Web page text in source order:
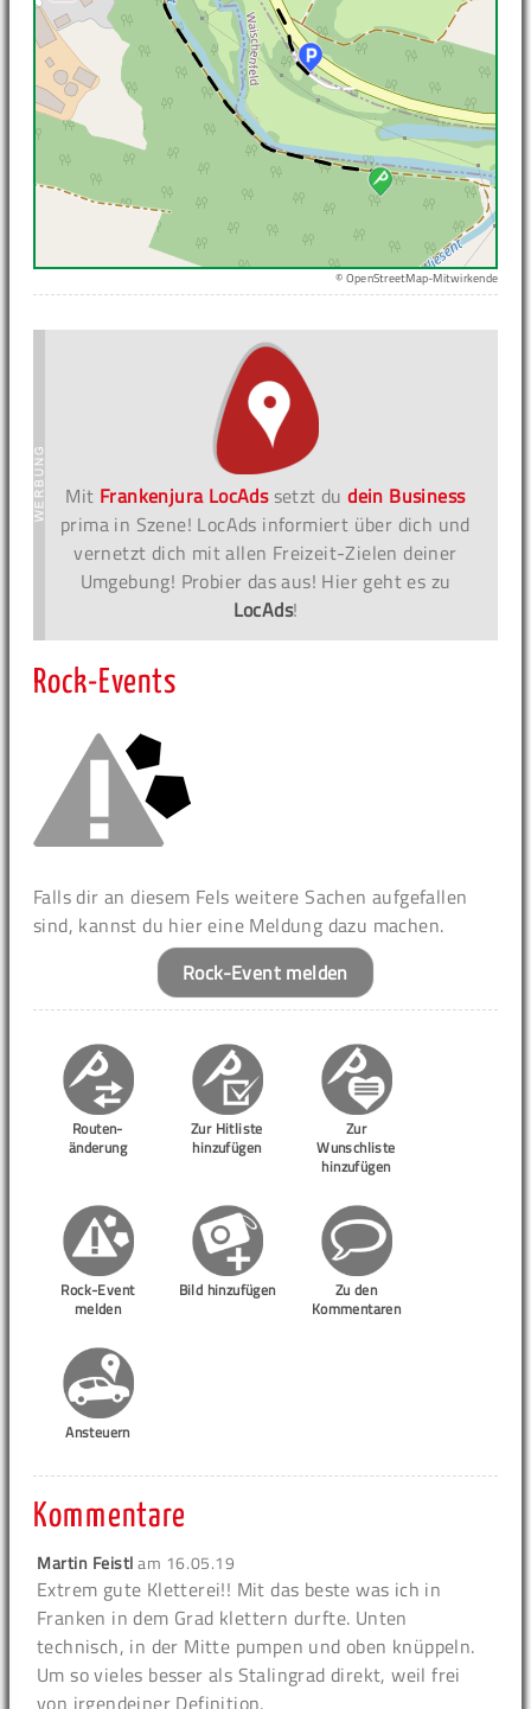
© OpenStreetMap-Mitwirkende
Mit Frankenjura LocAdssetzt dudein Business
prima in Szene! LocAds informiert über dich und
vernetzt dich mit allen Freizeit-Zielen deiner
Umgebung! Probier das aus! Hier geht es zu
LocAds!
Rock-Events
Falls dir an diesem Fels weitere Sachen aufgefallen
sind, kannst du hier eine Meldung dazu machen.
Rock-Event melden
Routen-
änderung
Zur Hitliste
hinzufügen
Zur
Wunschliste
hinzufügen
Rock-Event
melden
Bild hinzufügen
Zu den
Kommentaren
Ansteuern
Kommentare
Martin Feistlam 16.05.19
Extrem gute Kletterei!! Mit das beste was ich in
Franken in dem Grad klettern durfte. Unten
technisch, in der Mitte pumpen und oben knüppeln.
Um so vieles besser als Stalingrad direkt, weil frei
von irgendeiner Definition.